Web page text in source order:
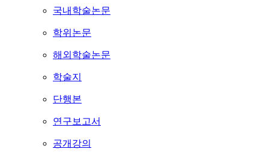
국내학술논문
학위논문
해외학술논문
학술지
단행본
연구보고서
공개강의